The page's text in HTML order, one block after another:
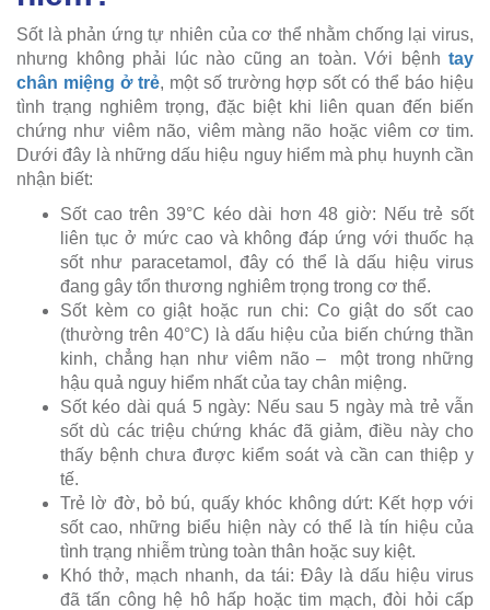
Sốt là phản ứng tự nhiên của cơ thể nhằm chống lại virus,
nhưng không phải lúc nào cũng an toàn. Với bệnh tay
chân miệng ở trẻ, một số trường hợp sốt có thể báo hiệu
tình trạng nghiêm trọng, đặc biệt khi liên quan đến biến
chứng như viêm não, viêm màng não hoặc viêm cơ tim.
Dưới đây là những dấu hiệu nguy hiểm mà phụ huynh cần
nhận biết:
Sốt cao trên 39°C kéo dài hơn 48 giờ: Nếu trẻ sốt
liên tục ở mức cao và không đáp ứng với thuốc hạ
sốt như paracetamol, đây có thể là dấu hiệu virus
đang gây tổn thương nghiêm trọng trong cơ thể.
Sốt kèm co giật hoặc run chi: Co giật do sốt cao
(thường trên 40°C) là dấu hiệu của biến chứng thần
kinh, chẳng hạn như viêm não – một trong những
hậu quả nguy hiểm nhất của tay chân miệng.
Sốt kéo dài quá 5 ngày: Nếu sau 5 ngày mà trẻ vẫn
sốt dù các triệu chứng khác đã giảm, điều này cho
thấy bệnh chưa được kiểm soát và cần can thiệp y
tế.
Trẻ lờ đờ, bỏ bú, quấy khóc không dứt: Kết hợp với
sốt cao, những biểu hiện này có thể là tín hiệu của
tình trạng nhiễm trùng toàn thân hoặc suy kiệt.
Khó thở, mạch nhanh, da tái: Đây là dấu hiệu virus
đã tấn công hệ hô hấp hoặc tim mạch, đòi hỏi cấp